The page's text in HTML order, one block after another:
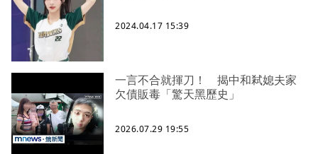
2024.04.17 15:39
一言不合就揮刀！ 揭中和弒媳夫家
欠債販毒「驚天黑歷史」
2026.07.29 19:55